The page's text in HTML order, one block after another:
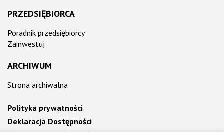
PRZEDSIĘBIORCA
Poradnik przedsiębiorcy
Zainwestuj
ARCHIWUM
Strona archiwalna
Polityka prywatności
Deklaracja Dostępności
Informacja o działalności Urzędu ETR